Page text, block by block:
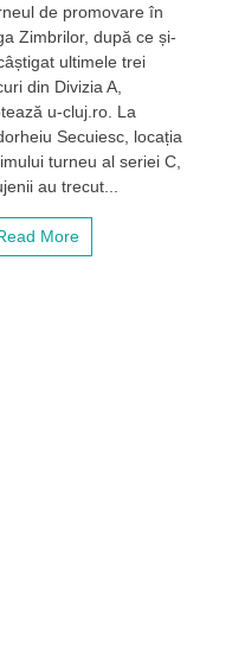
s-
au
calificat
promovare
de promovare în
Zimbrilor, după ce și-
ultimele trei
din Divizia A,
u-cluj.ro. La
Secuiesc, locația
turneu al seriei C,
au trecut...
More